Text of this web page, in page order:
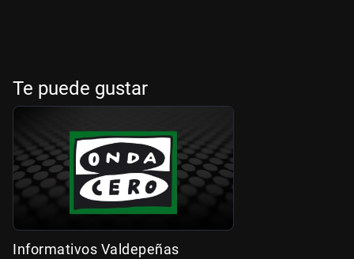
Te puede gustar
Informativos Valdepeñas